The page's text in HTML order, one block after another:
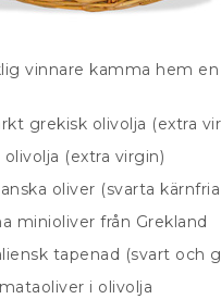
vinnare kamma hem
grekisk olivolja (extra
olivolja (extra virgin)
oliver (svarta
minioliver från Grekland
tapenad (svart och
i olivolja